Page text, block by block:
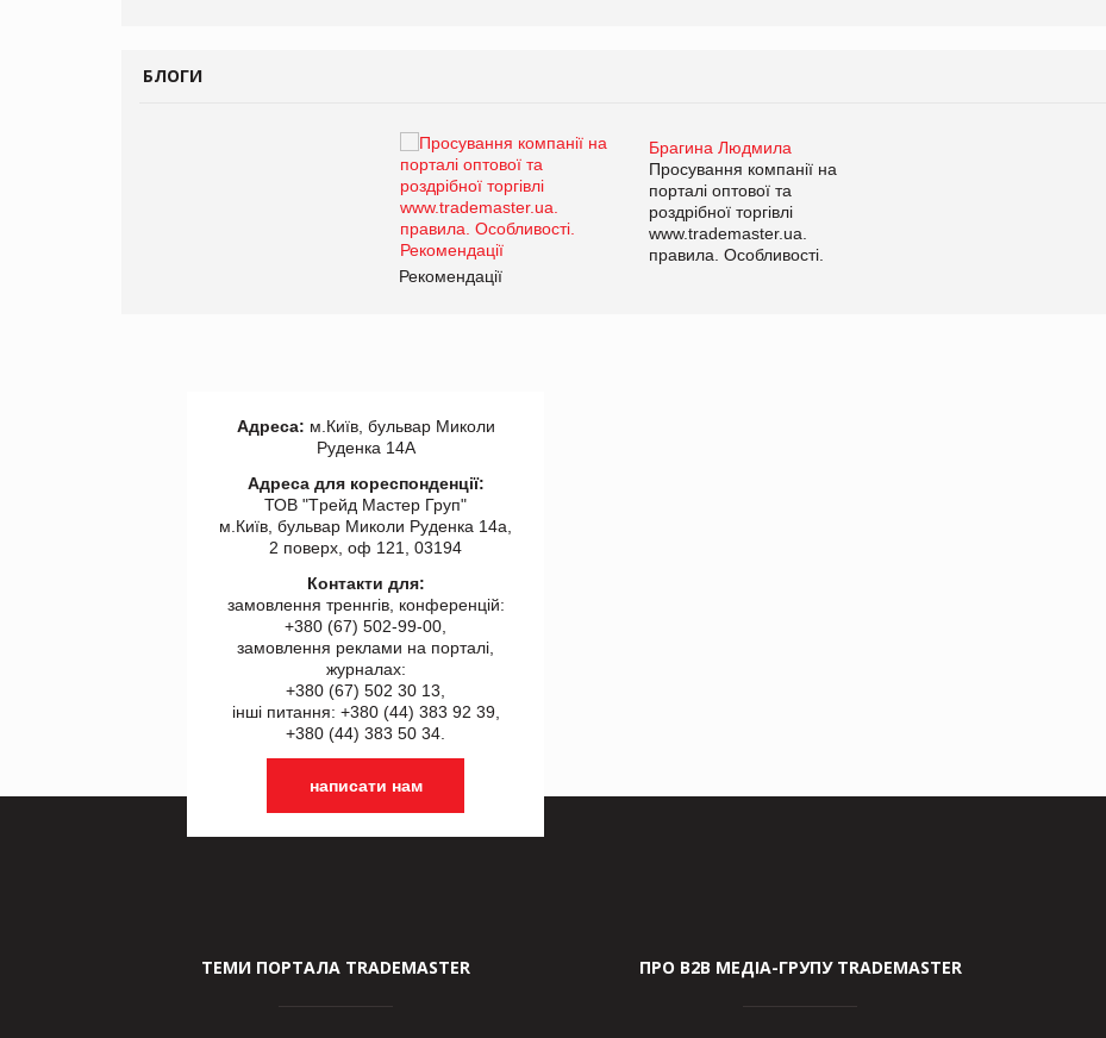
БЛОГИ
Брагина Людмила
Просування компанії на
порталі оптової та
роздрібної торгівлі
www.trademaster.ua.
правила. Особливості.
Рекомендації
Адреса: м.Київ, бульвар Миколи
Руденка 14А
Адреса для кореспонденції:
ТОВ "Tрейд Мастер Груп"
м.Київ, бульвар Миколи Руденка 14а,
2 поверх, оф 121, 03194
Контакти для:
замовлення треннгів, конференцій:
+380 (67) 502-99-00,
замовлення реклами на порталі,
журналах:
+380 (67) 502 30 13,
інші питання: +380 (44) 383 92 39,
+380 (44) 383 50 34.
написати нам
ТЕМИ ПОРТАЛА TRADEMASTER ПРО В2В МЕДІА-ГРУПУ TRADEMASTER